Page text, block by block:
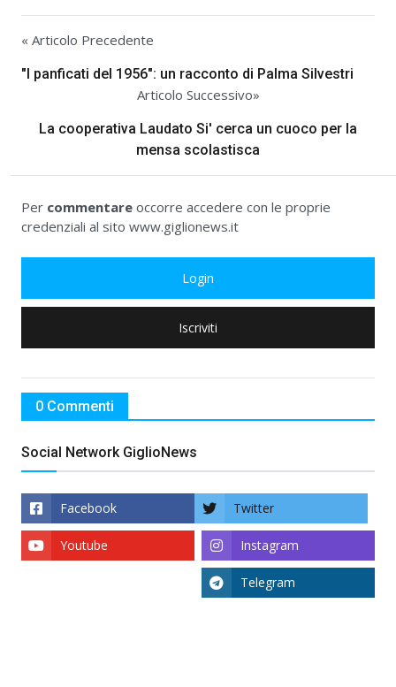
« Articolo Precedente
"I panficati del 1956": un racconto di Palma Silvestri
Articolo Successivo»
La cooperativa Laudato Si' cerca un cuoco per la
mensa scolastisca
Per commentare occorre accedere con le proprie
credenziali al sito www.giglionews.it
Login
Iscriviti
0 Commenti
Social Network GiglioNews
Facebook Twitter
Instagram
Youtube
Telegram